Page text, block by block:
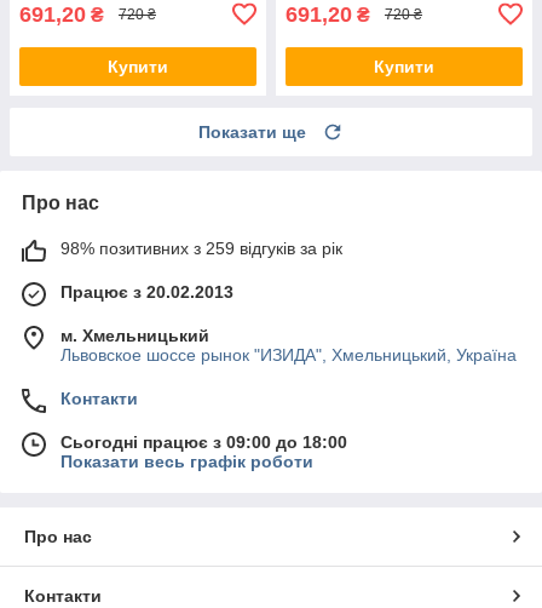
691,20 ₴ 720 ₴
Купити
691,20 ₴ 720 ₴
Купити
Показати ще
Про нас
98% позитивних з 259 відгуків за рік
Працює з 20.02.2013
м. Хмельницький
Львовское шоссе рынок "ИЗИДА", Хмельницький, Україна
Контакти
Сьогодні працює з 09:00 до 18:00
Показати весь графік роботи
Про нас
Контакти